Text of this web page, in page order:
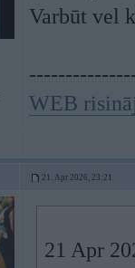
Varbūt vel
WEB
21. Apr 2026, 23:21
21 Apr